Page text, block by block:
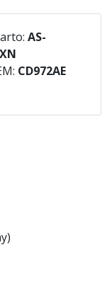
AS-
CD972AE